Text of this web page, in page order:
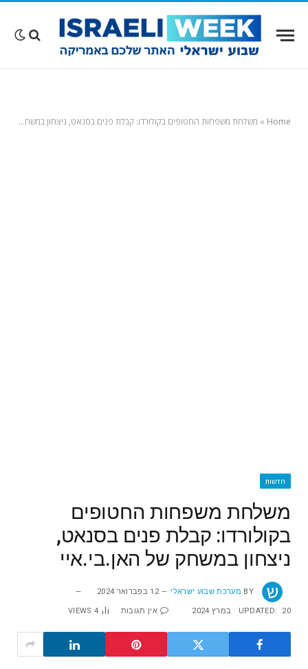
Home
» משלחת משפחות החטופים בקולורדו: קבלת פנים בסנאט, ניצחון במשחק של האן.בי.איי
חדשות
משלחת משפחות החטופים
בקולורדו: קבלת פנים בסנאט,
ניצחון במשחק של האן.בי.איי
BY מערכת שבוע ישראלי 12 בפברואר 2024
UPDATED: 20 במרץ 2024 אין תגובות 4
VIEWS